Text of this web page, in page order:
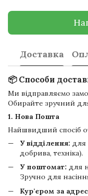
Доставка
📦 Способи
Ми відправляємо
Обирайте зручний для
1. Нова Пошта
Найшвидший спосіб
У відділення: для
добрива, техніка).
У поштомат: для
Зручно для
Кур'єром за